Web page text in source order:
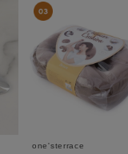
one'sterrace